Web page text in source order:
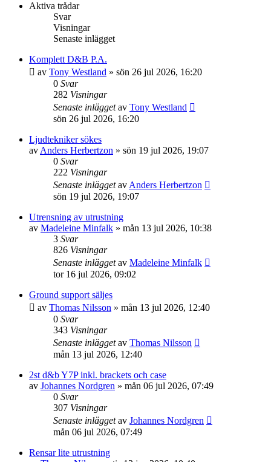
Aktiva trådar
Svar
Visningar
Senaste inlägget
Komplett D&B P.A.
av Tony Westland » sön 26 jul 2026, 16:20
0 Svar
282 Visningar
Senaste inläggetav Tony Westland
sön 26 jul 2026, 16:20
Ljudtekniker sökes
avAnders Herbertzon » sön 19 jul 2026, 19:07
0 Svar
222 Visningar
Senaste inläggetavAnders Herbertzon
sön 19 jul 2026, 19:07
Utrensning av utrustning
av Madeleine Minfalk » mån 13 jul 2026, 10:38
3 Svar
826 Visningar
Senaste inläggetav Madeleine Minfalk
tor 16 jul 2026, 09:02
Ground support säljes
av Thomas Nilsson » mån 13 jul 2026, 12:40
0 Svar
343 Visningar
Senaste inläggetav Thomas Nilsson
mån 13 jul 2026, 12:40
2st d&b Y7P inkl. brackets och case
av Johannes Nordgren » mån 06 jul 2026, 07:49
0 Svar
307 Visningar
Senaste inläggetav Johannes Nordgren
mån 06 jul 2026, 07:49
Rensar lite utrustning